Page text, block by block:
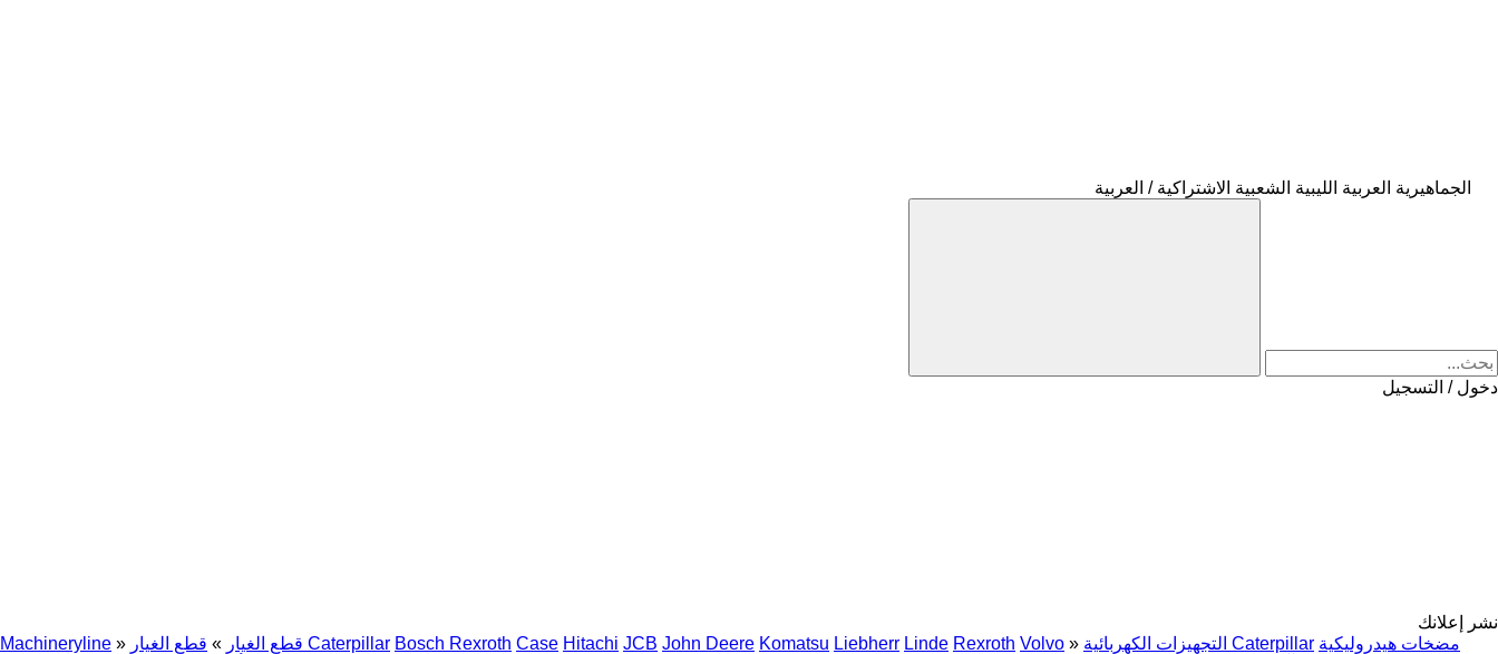
الجماهيرية العربية الليبية الشعبية الاشتراكية / العربية
دخول / التسجيل
نشر إعلانك
Machineryline » قطع الغيار » قطع الغيار Caterpillar Bosch Rexroth Case Hitachi JCB John Deere Komatsu Liebherr Linde Rexroth Volvo » التجهيزات الكهربائية Caterpillar مضخات هيدروليكية